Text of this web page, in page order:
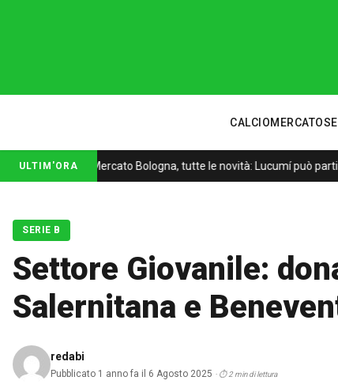
CALCIOMERCATO
ULTIM'ORA Mercato Bologna, tutte le novità: Lucumí può
SERIE B
Settore Giovanile:
Salernitana e
redabi
Pubblicato 1 anno fa il 6 Agosto 2025 · ⏱ 2 min di lettura